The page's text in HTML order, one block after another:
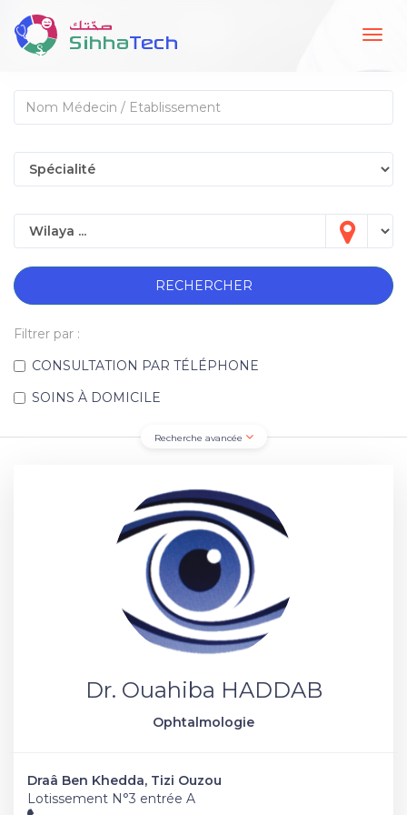
RECHERCHER
Filtrer par :
CONSULTATION PAR TÉLÉPHONE
SOINS À DOMICILE
Recherche avancée
Dr. Ouahiba HADDAB
Ophtalmologie
Draâ Ben Khedda, Tizi Ouzou
Lotissement N°3 entrée A